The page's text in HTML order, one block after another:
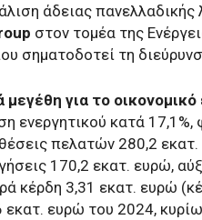
άδειας πανελλαδικής
στον τομέα της
σηματοδοτεί τη
μεγέθη για το
ενεργητικού κατά
πελατών 280,2 εκατ.
170,2 εκατ. ευρώ,
κέρδη 3,31 εκατ. ευρώ
εκατ. ευρώ του 2024,